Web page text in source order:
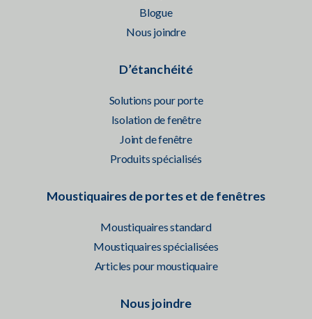
Blogue
Nous joindre
D’étanchéité
Solutions pour porte
Isolation de fenêtre
Joint de fenêtre
Produits spécialisés
Moustiquaires de portes et de fenêtres
Moustiquaires standard
Moustiquaires spécialisées
Articles pour moustiquaire
Nous joindre